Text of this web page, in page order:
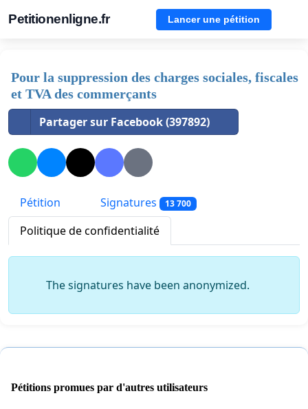
Petitionenligne.fr Lancer une pétition
Pour la suppression des charges sociales, fiscales
et TVA des commerçants
Partager sur Facebook (397892)
Pétition Signatures 13 700
Politique de confidentialité
The signatures have been anonymized.
Pétitions promues par d'autres utilisateurs